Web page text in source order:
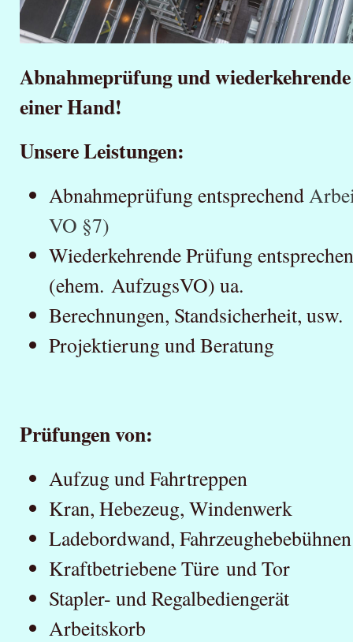
Abnahmeprüfung und
einer Hand!
Unsere Leistungen:
Abnahmeprüfung entsprechend
VO §7)
Wiederkehrende Prüfung
(ehem. AufzugsVO) ua.
Berechnungen, Standsicherheit, usw.
Projektierung und Beratung
Prüfungen von:
Aufzug und Fahrtreppen
Kran, Hebezeug, Windenwerk
Ladebordwand, Fahrzeughebebühnen
Kraftbetriebene Türe und Tor
Stapler- und Regalbediengerät
Arbeitskorb